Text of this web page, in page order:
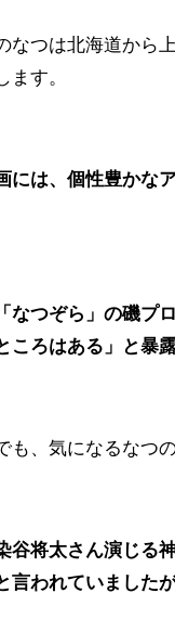
なつは北海道から
ます。
には、個性豊かな
なつぞら」の磯プ
ころはある」と暴
も、気になるなつ
谷将太さん演じる
言われていました